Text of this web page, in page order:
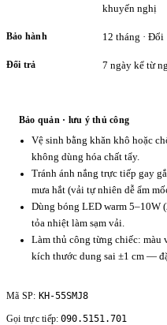
khuyến nghị
Bảo hành 12 tháng ·
Đổi trả 7 ngày kể từ
Bảo quản · lưu ý thủ công
Vệ sinh bằng khăn khô hoặc
không dùng hóa chất tẩy.
Tránh ánh nắng trực tiếp gay
mưa hắt (vải tự nhiên dễ ẩm
Dùng bóng LED warm 5–10W
tỏa nhiệt làm sạm vải.
Làm thủ công từng chiếc: màu
kích thước dung sai ±1 cm —
Mã SP: KH-55SMJ8
Gọi trực tiếp:090.5151.701